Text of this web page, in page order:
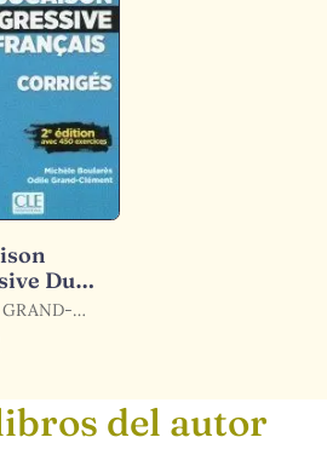
Du
2Eme
del autor